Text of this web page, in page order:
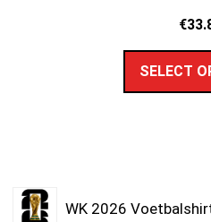
€
SELECT
WK 2026